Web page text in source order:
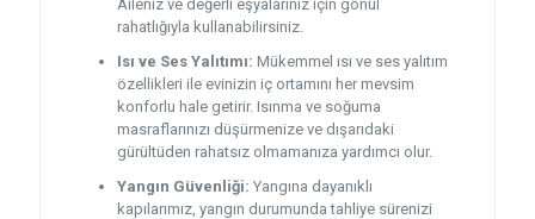
Aileniz ve değerli eşyalarınız için gönül
rahatlığıyla kullanabilirsiniz.
Isı ve Ses Yalıtımı: Mükemmel ısı ve ses yalıtım
özellikleri ile evinizin iç ortamını her mevsim
konforlu hale getirir. Isınma ve soğuma
masraflarınızı düşürmenize ve dışarıdaki
gürültüden rahatsız olmamanıza yardımcı olur.
Yangın Güvenliği: Yangına dayanıklı
kapılarımız, yangın durumunda tahliye sürenizi